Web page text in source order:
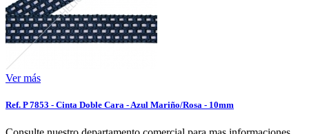
Ver más
Ref. P 7853 - Cinta Doble Cara - Azul Mariño/Rosa - 10mm